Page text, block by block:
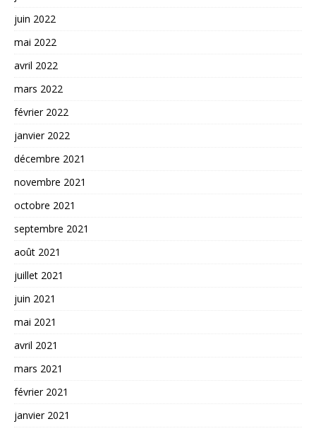
juin 2022
mai 2022
avril 2022
mars 2022
février 2022
janvier 2022
décembre 2021
novembre 2021
octobre 2021
septembre 2021
août 2021
juillet 2021
juin 2021
mai 2021
avril 2021
mars 2021
février 2021
janvier 2021